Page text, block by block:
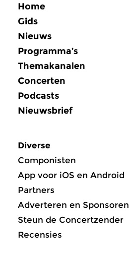
Home
Gids
Nieuws
Programma’s
Themakanalen
Concerten
Podcasts
Nieuwsbrief
Diverse
Componisten
App voor iOS en Android
Partners
Adverteren en Sponsoren
Steun de Concertzender
Recensies